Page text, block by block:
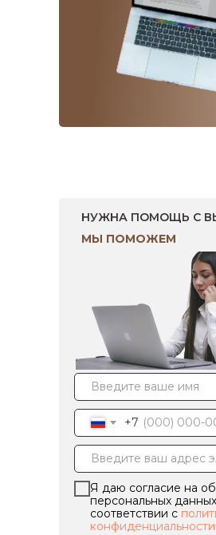
+7
Я даю согласие на
персональных
соответствии с
конфиденциальности
НУЖНА ПОМОЩЬ С
МЫ ПОМОЖЕМ